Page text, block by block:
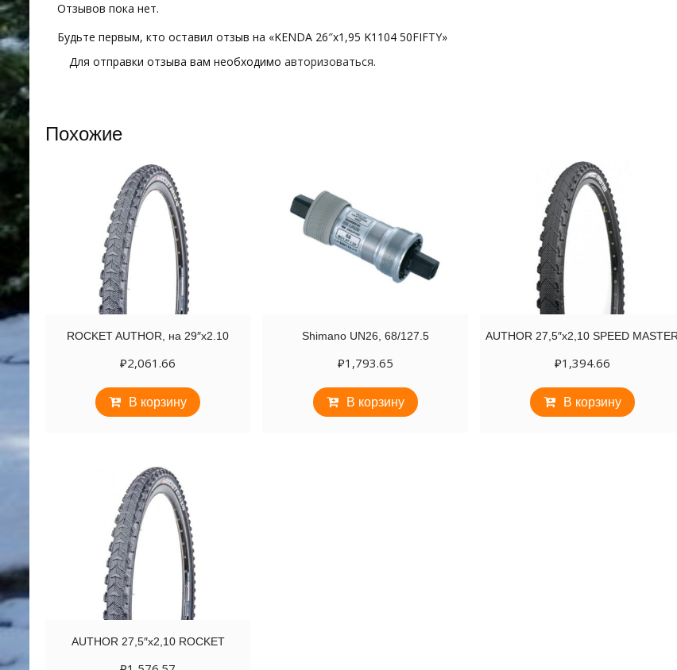
Отзывов пока нет.
Будьте первым, кто оставил отзыв на «KENDA 26″х1,95 K1104 50FIFTY»
Для отправки отзыва вам необходимо авторизоваться.
Похожие
ROCKET AUTHOR, на 29″х2.10
₽2,061.66
В корзину
Shimano UN26, 68/127.5
₽1,793.65
В корзину
AUTHOR 27,5″х2,10 SPEED MASTER
₽1,394.66
В корзину
AUTHOR 27,5″х2,10 ROCKET